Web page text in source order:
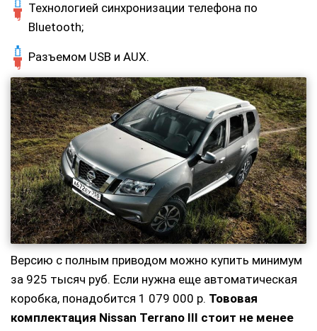
Технологией синхронизации телефона по
Bluetooth;
Разъемом USB и AUX.
Версию с полным приводом можно купить минимум
за 925 тысяч руб. Если нужна еще автоматическая
коробка, понадобится 1 079 000 р. Тововая
комплектация Nissan Terrano III стоит не менее